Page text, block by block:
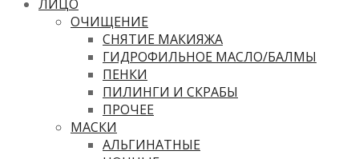
ЛИЦО
ОЧИЩЕНИЕ
СНЯТИЕ МАКИЯЖА
ГИДРОФИЛЬНОЕ МАСЛО/БАЛМЫ
ПЕНКИ
ПИЛИНГИ И СКРАБЫ
ПРОЧЕЕ
МАСКИ
АЛЬГИНАТНЫЕ